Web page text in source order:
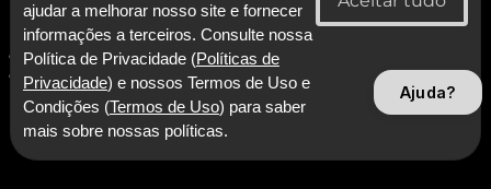
© 2026 Lygia & Nanny. Todos os direitos reservados.
CNPJ: 53.227.120/0001-92 - Lygia & Nanny Artesanato Confeccoes e
Comercio LTDA
Com Tecnologia SmarterApp
ajudar a melhorar nosso site e fornecer
informações a terceiros. Consulte nossa
Política de Privacidade (Políticas de
Privacidade) e nossos Termos de Uso e
Condições (Termos de Uso) para saber
mais sobre nossas políticas.
Ajuda?